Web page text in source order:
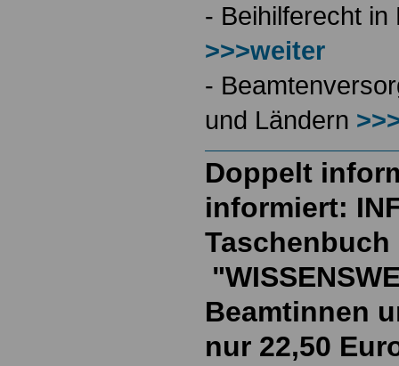
- Beihilferecht
>>>weiter
-
und Ländern
Doppelt
informiert:
Taschenbuch
Beamtinnen
nur 22,50